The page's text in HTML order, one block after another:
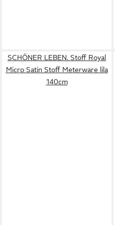
SCHÖNER LEBEN. Stoff Royal
Micro Satin Stoff Meterware lila
140cm